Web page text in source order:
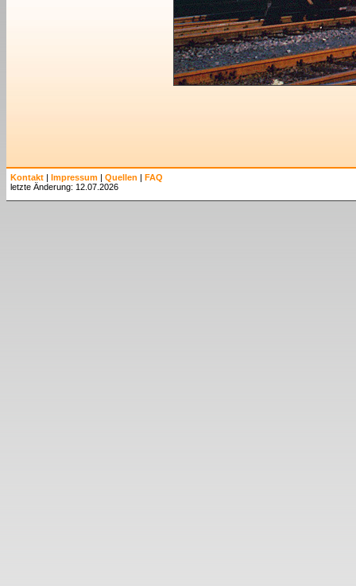
Kontakt | Impressum | Quellen | FAQ
letzte Änderung: 12.07.2026